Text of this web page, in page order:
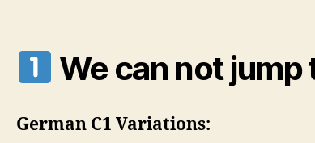
We can not
German C1 Variations: